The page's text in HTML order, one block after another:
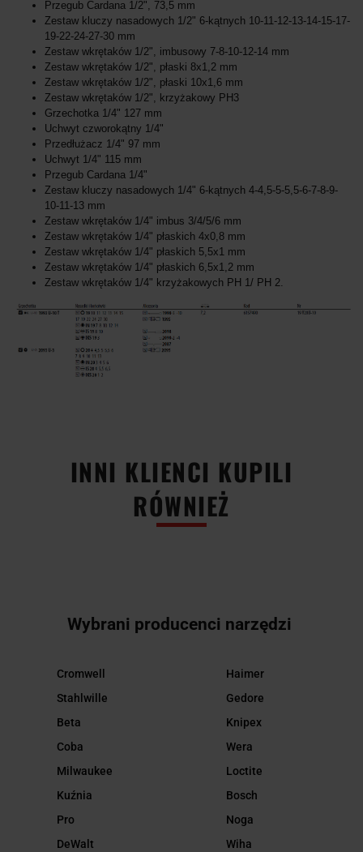
Przegub Cardana 1/2", 73,5 mm
Zestaw kluczy nasadowych 1/2" 6-kątnych 10-11-12-13-14-15-17-
19-22-24-27-30 mm
Zestaw wkrętaków 1/2", imbusowy 7-8-10-12-14 mm
Zestaw wkrętaków 1/2", płaski 8x1,2 mm
Zestaw wkrętaków 1/2", płaski 10x1,6 mm
Zestaw wkrętaków 1/2", krzyżakowy PH3
Grzechotka 1/4" 127 mm
Uchwyt czworokątny 1/4"
Przedłużacz 1/4" 97 mm
Uchwyt 1/4" 115 mm
Przegub Cardana 1/4"
Zestaw kluczy nasadowych 1/4" 6-kątnych 4-4,5-5-5,5-6-7-8-9-
10-11-13 mm
Zestaw wkrętaków 1/4" imbus 3/4/5/6 mm
Zestaw wkrętaków 1/4" płaskich 4x0,8 mm
Zestaw wkrętaków 1/4" płaskich 5,5x1 mm
Zestaw wkrętaków 1/4" płaskich 6,5x1,2 mm
Zestaw wkrętaków 1/4" krzyżakowych PH 1/ PH 2.
INNI KLIENCI KUPILI
RÓWNIEŻ
Wybrani producenci narzędzi
Cromwell
Stahlwille
Beta
Coba
Milwaukee
Kuźnia
Pro
DeWalt
Haimer
Gedore
Knipex
Wera
Loctite
Bosch
Noga
Wiha